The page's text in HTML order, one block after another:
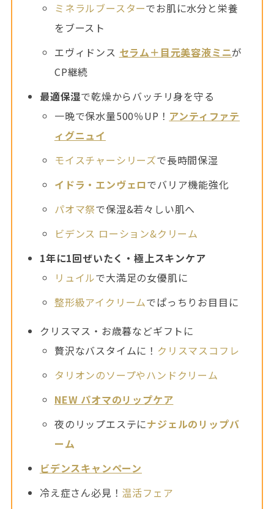
ミネラルブースターでお肌に水分と栄養
をブースト
エヴィドンス セラム＋目元美容液ミニが
CP継続
最適保湿で乾燥からバッチリ身を守る
一晩で保水量500％UP！ アンティファテ
ィグニュイ
モイスチャーシリーズで長時間保湿
イドラ・エンヴェロでバリア機能強化
パオマ祭で保湿&若々しい肌へ
ビデンス ローション&クリーム
1年に1回ぜいたく・極上スキンケア
リュイルで大満足の女優肌に
整形級アイクリームでぱっちりお目目に
クリスマス・お歳暮などギフトに
贅沢なバスタイムに！ クリスマスコフレ
タリオンのソープやハンドクリーム
NEW パオマのリップケア
夜のリップエステにナジェルのリップバ
ーム
ビデンスキャンペーン
冷え症さん必見！ 温活フェア